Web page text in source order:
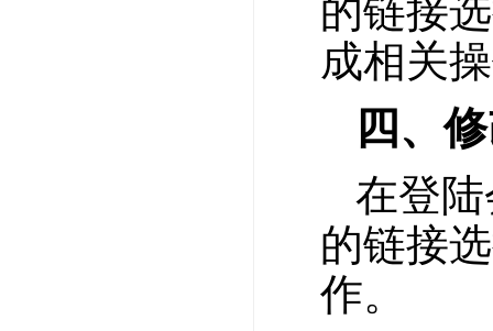
的链接
成相关
四、
在登
的链接
作。